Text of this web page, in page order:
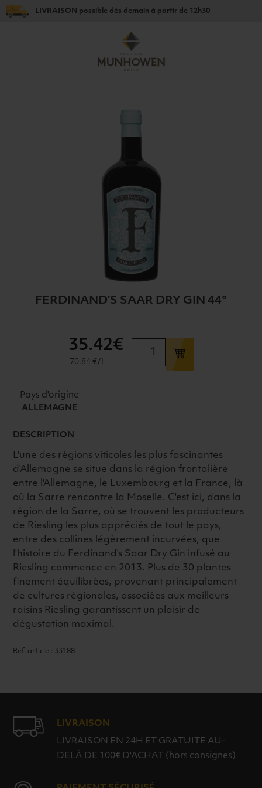
LIVRAISON possible dès demain à partir de 12h30
FERDINAND’S SAAR DRY GIN 44°
-
FERDINAND'S
35.42€
70.84 €/L
Pays d'origine
ALLEMAGNE
DESCRIPTION
L'une des régions viticoles les plus fascinantes
d'Allemagne se situe dans la région frontalière
entre l'Allemagne, le Luxembourg et la France, là
où la Sarre rencontre la Moselle. C'est ici, dans la
région de la Sarre, où se trouvent les producteurs
de Riesling les plus appréciés de tout le pays,
entre des collines légèrement incurvées, que
l'histoire du Ferdinand's Saar Dry Gin infusé au
Riesling commence en 2013. Plus de 30 plantes
finement équilibrées, provenant principalement
de cultures régionales, associées aux meilleurs
raisins Riesling garantissent un plaisir de
dégustation maximal.
Ref. article : 33188
LIVRAISON
LIVRAISON EN 24H ET GRATUITE AU-
DELÀ DE 100€ D'ACHAT (hors consignes)